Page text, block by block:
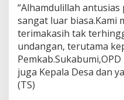
“Alhamdulillah
sangat luar biasa.Kami
terimakasih tak
undangan, terutama
juga Kepala Desa dan
(TS)